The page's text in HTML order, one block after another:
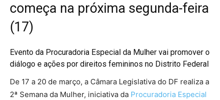
começa na próxima segunda-feira
(17)
Evento da Procuradoria Especial da Mulher vai promover o
diálogo e ações por direitos femininos no Distrito Federal
De 17 a 20 de março, a Câmara Legislativa do DF realiza a
2ª Semana da Mulher, iniciativa da Procuradoria Especial